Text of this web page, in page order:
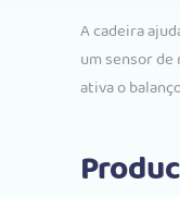
A cadeira
um sensor
ativa o